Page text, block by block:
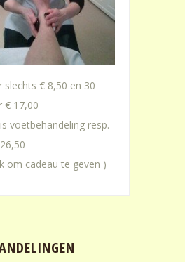
€ 8,50 en 30
€ 17,00
voetbehandeling resp.
om cadeau te geven )